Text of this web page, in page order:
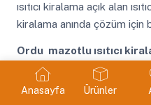
Anasayfa Ürünler
ısıtıcı kiralama açık alan
kiralama anında çözüm için
Ordu mazotlu ısıtıcı
kiralama gaziantep ısıtıcı
kiralama şap kurutma